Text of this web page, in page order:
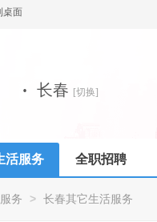
桌面
· 长春 [切换]
活服务 全职招聘
务 > 长春其它生活服务